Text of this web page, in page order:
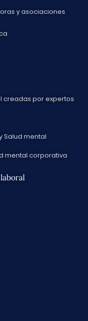
y asociaciones
creadas por expertos
Salud mental
mental corporativa